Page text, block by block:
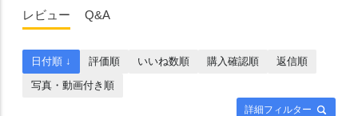
レビュー Q&A
詳細フィルター
日付順 ↓ 評価順 いいね数順 購入確認順
返信順
写真・動画付き順